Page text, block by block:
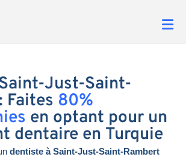
Just-Saint-
Faites 80%
en optant pour un
dentaire en Turquie
dentiste à Saint-Just-Saint-Rambert